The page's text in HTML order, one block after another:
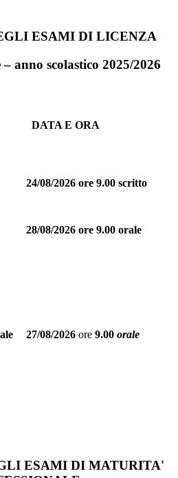
ESAMI DI LICENZA
– anno scolastico 2025/2026
DATA E ORA
24/08/2026 ore 9.00 scritto
28/08/2026 ore 9.00 orale
27/08/2026 ore 9.00 orale
ESAMI DI MATURITA'